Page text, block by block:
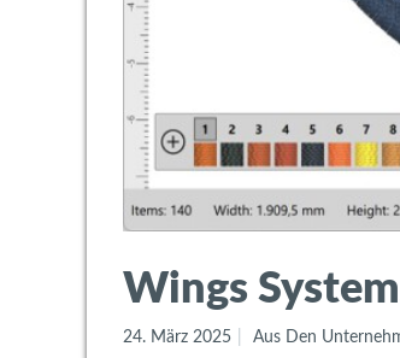
Wings
24. März 2025 Aus Den